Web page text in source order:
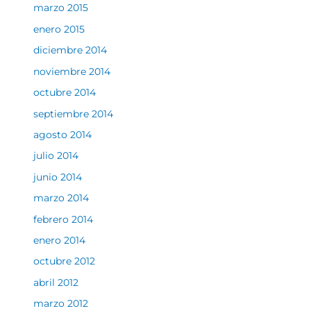
marzo 2015
enero 2015
diciembre 2014
noviembre 2014
octubre 2014
septiembre 2014
agosto 2014
julio 2014
junio 2014
marzo 2014
febrero 2014
enero 2014
octubre 2012
abril 2012
marzo 2012